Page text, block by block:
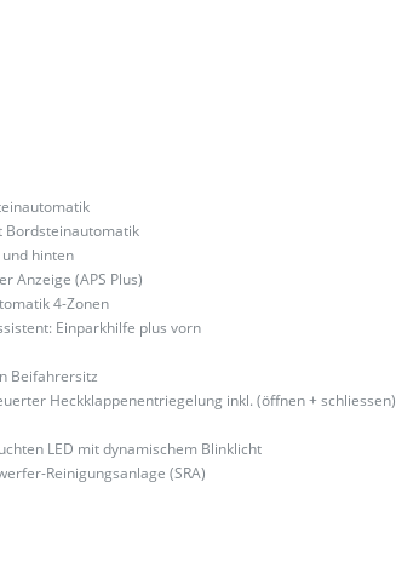
Bordsteinautomatik
hinten
Anzeige (APS Plus)
4-Zonen
Einparkhilfe plus vorn
Beifahrersitz
Heckklappenentriegelung inkl. (öffnen + schliessen)
LED mit dynamischem Blinklicht
Reinigungsanlage (SRA)